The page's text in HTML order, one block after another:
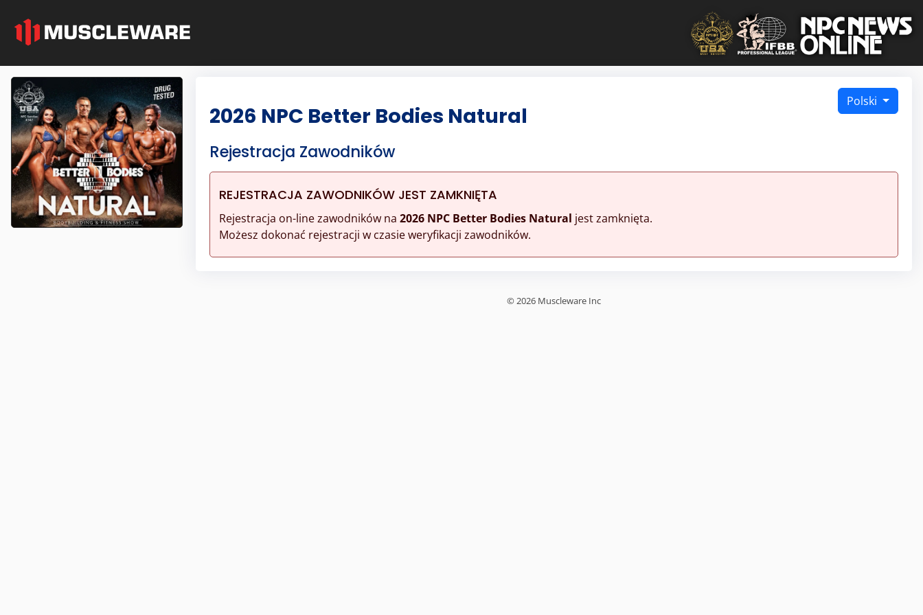
Polski
2026 NPC Better Bodies Natural
Rejestracja Zawodników
REJESTRACJA ZAWODNIKÓW JEST ZAMKNIĘTA
Rejestracja on-line zawodników na 2026 NPC Better Bodies Natural jest zamknięta.
Możesz dokonać rejestracji w czasie weryfikacji zawodników.
© 2026 Muscleware Inc